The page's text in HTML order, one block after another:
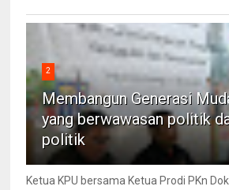
2
Membangun Generasi
yang berwawasan politik
politik
Ketua KPU bersama Ketua Prodi PKn